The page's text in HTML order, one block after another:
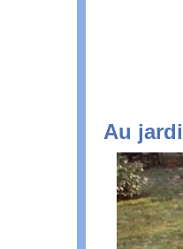
Au